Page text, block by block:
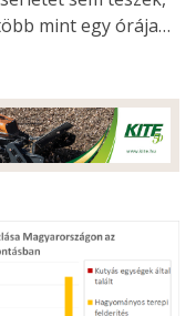
mint egy órája…